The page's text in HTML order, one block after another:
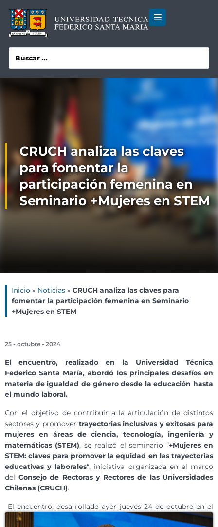
CRUCH analiza las claves
para fomentar la
participación femenina en
Seminario +Mujeres en STEM
Inicio » Noticias » CRUCH analiza las claves para
fomentar la participación femenina en Seminario
+Mujeres en STEM
25 - octubre - 2024
El encuentro, realizado en la Universidad Técnica
Federico Santa María, abordó los principales desafíos en
materia de igualdad de género desde la educación hasta
el mundo laboral.
Con el objetivo de contribuir a la articulación de distintos
sectores y promover trayectorias inclusivas y exitosas para
mujeres en áreas de ciencia, tecnología, ingeniería y
matemáticas (STEM), se realizó el seminario “+Mujeres en
STEM: claves para promover la equidad en las trayectorias
educativas y laborales“, iniciativa organizada en el marco
del Consejo de Rectoras y Rectores de las Universidades
Chilenas (CRUCH).
El encuentro, desarrollado ayer jueves 24 de octubre en el